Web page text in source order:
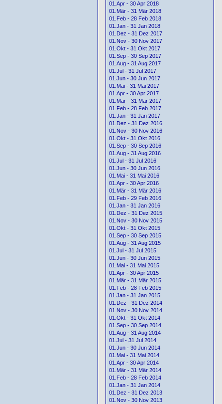
01.Apr - 30 Apr 2018
01.Mär - 31 Mär 2018
01.Feb - 28 Feb 2018
01.Jan - 31 Jan 2018
01.Dez - 31 Dez 2017
01.Nov - 30 Nov 2017
01.Okt - 31 Okt 2017
01.Sep - 30 Sep 2017
01.Aug - 31 Aug 2017
01.Jul - 31 Jul 2017
01.Jun - 30 Jun 2017
01.Mai - 31 Mai 2017
01.Apr - 30 Apr 2017
01.Mär - 31 Mär 2017
01.Feb - 28 Feb 2017
01.Jan - 31 Jan 2017
01.Dez - 31 Dez 2016
01.Nov - 30 Nov 2016
01.Okt - 31 Okt 2016
01.Sep - 30 Sep 2016
01.Aug - 31 Aug 2016
01.Jul - 31 Jul 2016
01.Jun - 30 Jun 2016
01.Mai - 31 Mai 2016
01.Apr - 30 Apr 2016
01.Mär - 31 Mär 2016
01.Feb - 29 Feb 2016
01.Jan - 31 Jan 2016
01.Dez - 31 Dez 2015
01.Nov - 30 Nov 2015
01.Okt - 31 Okt 2015
01.Sep - 30 Sep 2015
01.Aug - 31 Aug 2015
01.Jul - 31 Jul 2015
01.Jun - 30 Jun 2015
01.Mai - 31 Mai 2015
01.Apr - 30 Apr 2015
01.Mär - 31 Mär 2015
01.Feb - 28 Feb 2015
01.Jan - 31 Jan 2015
01.Dez - 31 Dez 2014
01.Nov - 30 Nov 2014
01.Okt - 31 Okt 2014
01.Sep - 30 Sep 2014
01.Aug - 31 Aug 2014
01.Jul - 31 Jul 2014
01.Jun - 30 Jun 2014
01.Mai - 31 Mai 2014
01.Apr - 30 Apr 2014
01.Mär - 31 Mär 2014
01.Feb - 28 Feb 2014
01.Jan - 31 Jan 2014
01.Dez - 31 Dez 2013
01.Nov - 30 Nov 2013